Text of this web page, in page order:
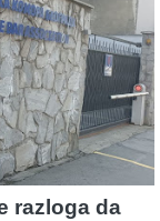
razloga da